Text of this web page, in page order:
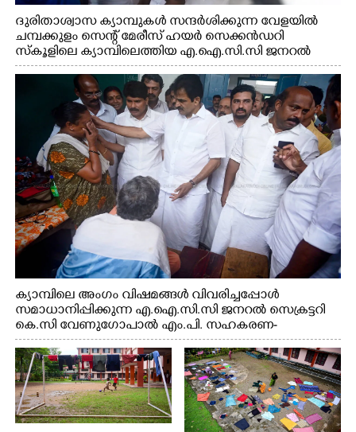
ദുരിതാശ്വാസ ക്യാമ്പുകൾ സന്ദർശിക്കുന്ന വേളയിൽ
ചമ്പക്കുളം സെന്റ് മേരീസ് ഹയർ സെക്കൻഡറി
സ്കൂളിലെ ക്യാമ്പിലെത്തിയ എ.ഐ.സി.സി ജനറൽ
സെക്രട്ടറി കെ.സി വേണുഗോപാൽ എം.പി കുരുന്നിനെ
എടുത്ത് ലാളിച്ചപ്പോൾ. സഹകരണ-എക്സൈസ്
വകുപ്പ് മന്ത്രി എം. ലിജു, കൃഷിവകുപ്പ് മന്ത്രി ടി. സിദ്ദിഖ്,
റെജി ചെറിയാൻ എം. എൽ. എ എന്നിവർ സമീപം
ക്യാമ്പിലെ അംഗം വിഷമങ്ങൾ വിവരിച്ചപ്പോൾ
സമാധാനിപ്പിക്കുന്ന എ.ഐ.സി.സി ജനറൽ സെക്രട്ടറി
കെ.സി വേണുഗോപാൽ എം.പി. സഹകരണ-
എക്സൈസ് വകുപ്പ് മന്ത്രി എം. ലിജു, എന്നിവർ